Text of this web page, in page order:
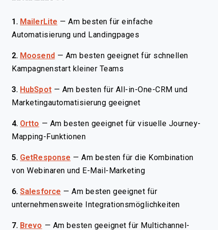
1. MailerLite — Am besten für einfache
Automatisierung und Landingpages
2. Moosend — Am besten geeignet für schnellen
Kampagnenstart kleiner Teams
3. HubSpot — Am besten für All-in-One-CRM und
Marketingautomatisierung geeignet
4. Ortto — Am besten geeignet für visuelle Journey-
Mapping-Funktionen
5. GetResponse —Am besten für die Kombination
von Webinaren und E-Mail-Marketing
6. Salesforce — Am besten geeignet für
unternehmensweite Integrationsmöglichkeiten
7. Brevo — Am besten geeignet für Multichannel-